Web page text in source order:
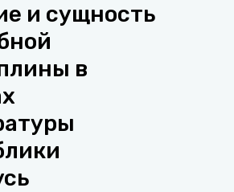
и сущность
в